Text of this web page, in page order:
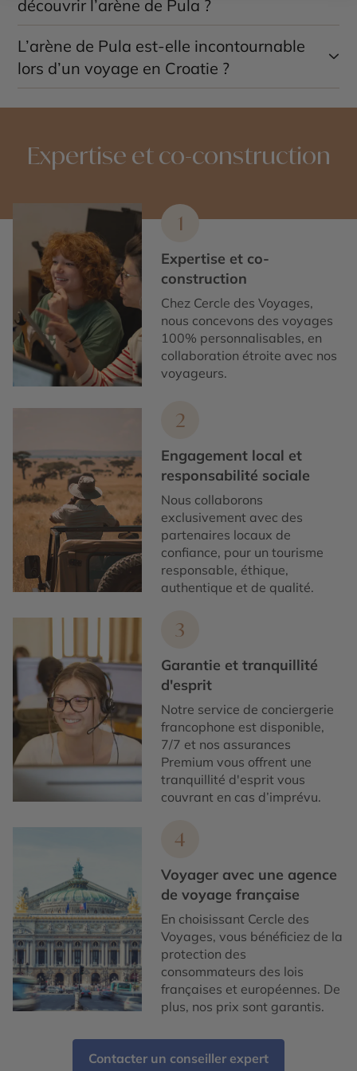
historique de Pula.
découvrir l’arène de Pula ?
Le printemps et l’automne permettent de profiter de
températures agréables, tandis que l’été offre la
possibilité d’assister aux concerts et festivals
L’arène de Pula est-elle incontournable
lors d’un voyage en Croatie ?
Oui, elle fait partie des monuments antiques les plus
Expertise et co-construction
1
Expertise et co-
construction
Chez Cercle des Voyages,
nous concevons des voyages
100% personnalisables, en
collaboration étroite avec nos
voyageurs.
2
Engagement local et
responsabilité sociale
Nous collaborons
exclusivement avec des
partenaires locaux de
confiance, pour un tourisme
responsable, éthique,
authentique et de qualité.
3
Garantie et tranquillité
d'esprit
Notre service de conciergerie
francophone est disponible,
7/7 et nos assurances
Premium vous offrent une
tranquillité d'esprit vous
couvrant en cas d’imprévu.
4
Voyager avec une agence
de voyage française
En choisissant Cercle des
Voyages, vous bénéficiez de la
protection des
consommateurs des lois
françaises et européennes. De
plus, nos prix sont garantis.
Contacter un conseiller expert